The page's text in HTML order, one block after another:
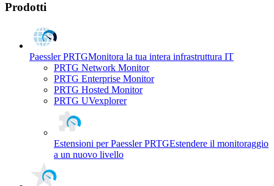
Prodotti
Paessler PRTGMonitora la tua intera infrastruttura IT
PRTG Network Monitor
PRTG Enterprise Monitor
PRTG Hosted Monitor
PRTG UVexplorer
Estensioni per Paessler PRTGEstendere il monitoraggio
a un nuovo livello